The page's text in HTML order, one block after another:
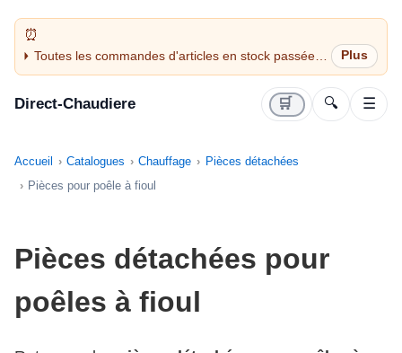
Toutes les commandes d'articles en stock passées
avant 14H sont expédiées le jour même (jours
Direct-Chaudiere 🛒 🔍 ☰
Accueil Catalogues Chauffage
Pièces détachées
Pièces pour poêle à fioul
Pièces détachées pour
poêles à fioul